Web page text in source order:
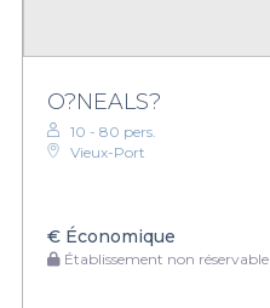
O?NEALS?
10 - 80 pers.
Vieux-Port
€ Économique
Établissement non réservable